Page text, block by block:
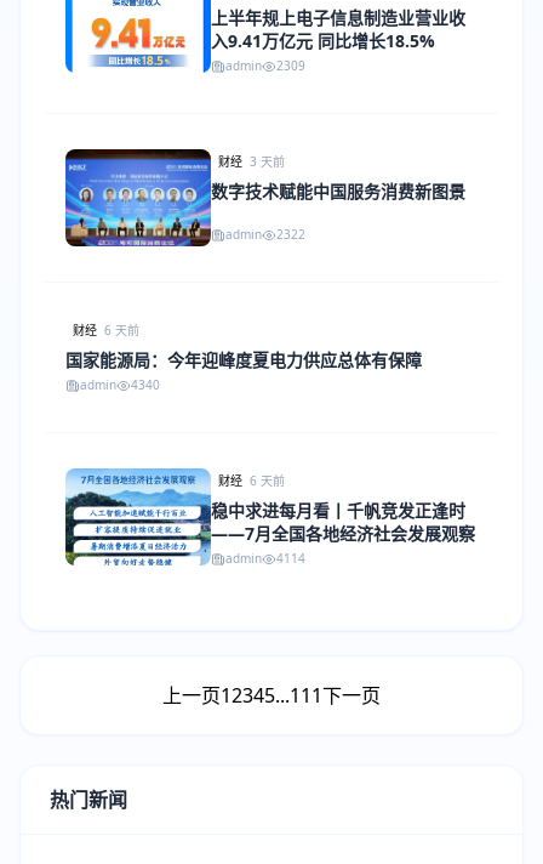
上半年规上电子信息制造业营业收
入9.41万亿元 同比增长18.5%
admin 2309
财经 3 天前
数字技术赋能中国服务消费新图景
admin 2322
财经 6 天前
国家能源局：今年迎峰度夏电力供应总体有保障
admin 4340
财经 6 天前
稳中求进每月看丨千帆竞发正逢时
——7月全国各地经济社会发展观察
admin 4114
上一页12345...111下一页
热门新闻